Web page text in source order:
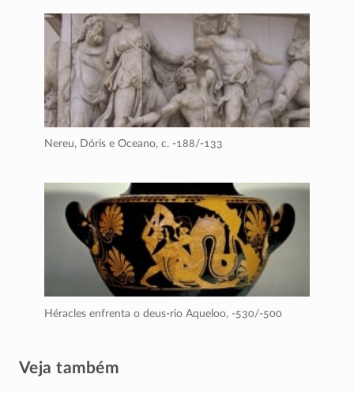
Nereu, Dóris e Oceano, c. -188/-133
Héracles enfrenta o deus-rio Aqueloo, -530/-500
Veja também